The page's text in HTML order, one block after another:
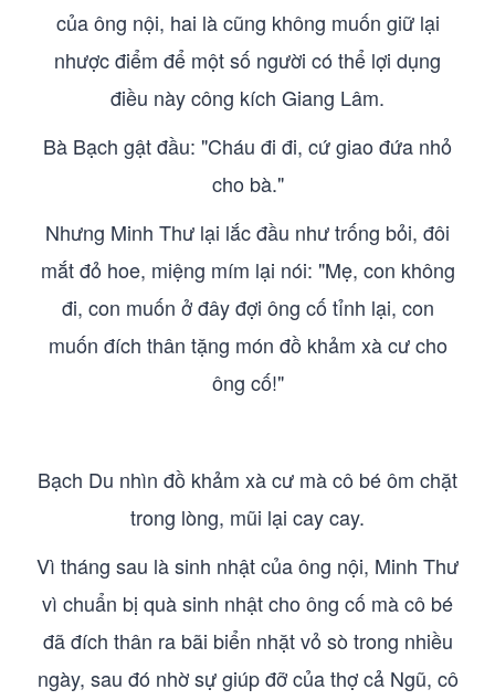
của ông nội, hai là cũng không muốn giữ lại
nhược điểm để một số người có thể lợi dụng
điều này công kích Giang Lâm.
Bà Bạch gật đầu: "Cháu đi đi, cứ giao đứa nhỏ
cho bà."
Nhưng Minh Thư lại lắc đầu như trống bỏi, đôi
mắt đỏ hoe, miệng mím lại nói: "Mẹ, con không
đi, con muốn ở đây đợi ông cố tỉnh lại, con
muốn đích thân tặng món đồ khảm xà cư cho
ông cố!"
Bạch Du nhìn đồ khảm xà cư mà cô bé ôm chặt
trong lòng, mũi lại cay cay.
Vì tháng sau là sinh nhật của ông nội, Minh Thư
vì chuẩn bị quà sinh nhật cho ông cố mà cô bé
đã đích thân ra bãi biển nhặt vỏ sò trong nhiều
ngày, sau đó nhờ sự giúp đỡ của thợ cả Ngũ, cô